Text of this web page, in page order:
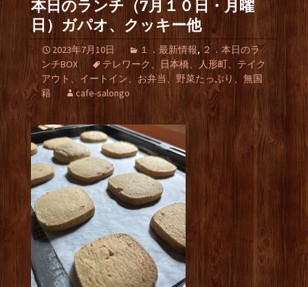
本日のランチ（7月１０日・月曜
日）ガパオ、クッキー他
2023年7月10日 １．最新情報, ２．本日のラ
ンチBOX
テレワーク、日本橋、人形町、テイク
アウト、イートイン、お弁当、野菜たっぷり、無国
籍
cafe-salongo